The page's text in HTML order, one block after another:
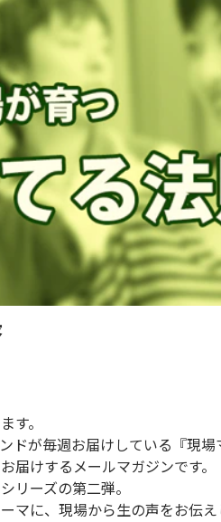
す。
ドが毎週お届けしている『現
届けするメールマガジンです。
リーズの第二弾。
マに、現場から生の声をお伝え